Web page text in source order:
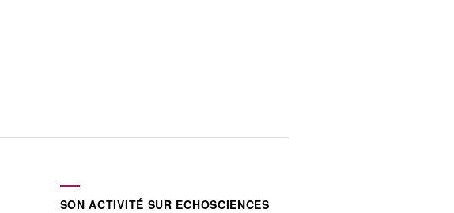
SON ACTIVITÉ SUR ECHOSCIENCES